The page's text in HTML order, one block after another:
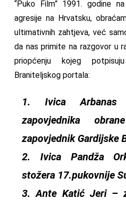
“Puko Film” 1991. godine
agresije na Hrvatsku,
ultimativnih zahtjeva, već
da nas primite na razgovor u
priopćenju kojeg
Braniteljskog portala:
1. Ivica
zapovjednika
zapovjednik Gardijske
2. Ivica Pandža
stožera 17.pukovnije
3. Ante Katić Jeri –